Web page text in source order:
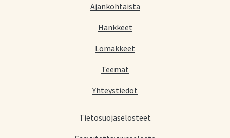
Ajankohtaista
Hankkeet
Lomakkeet
Teemat
Yhteystiedot
Tietosuojaselosteet